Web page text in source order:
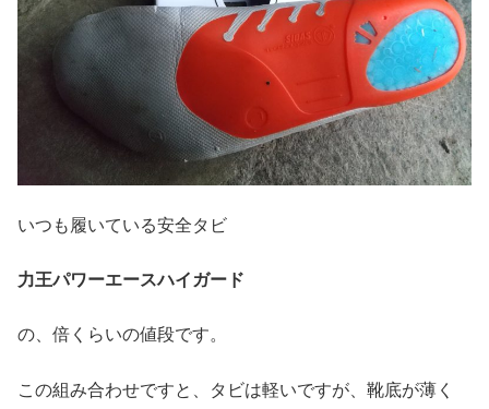
いつも履いている安全タビ
力王パワーエースハイガード
の、倍くらいの値段です。
この組み合わせですと、タビは軽いですが、靴底が薄く